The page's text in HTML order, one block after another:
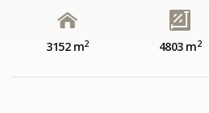
3152 m2 4803 m2